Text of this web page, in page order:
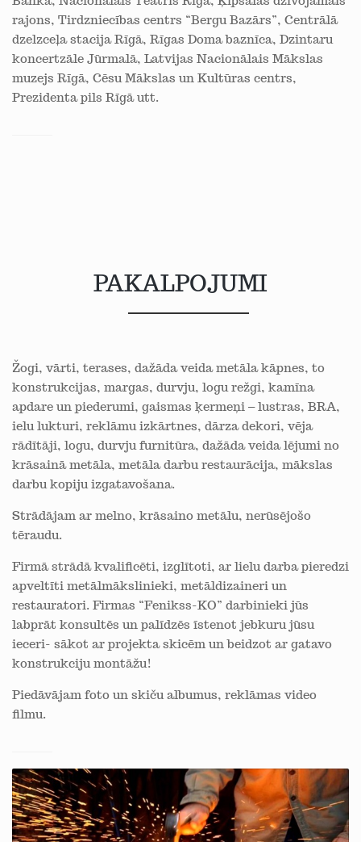
rajons, Tirdzniecības centrs “Bergu Bazārs”, Centrālā
dzelzceļa stacija Rīgā, Rīgas Doma baznīca, Dzintaru
koncertzāle Jūrmalā, Latvijas Nacionālais Mākslas
muzejs Rīgā, Cēsu Mākslas un Kultūras centrs,
Prezidenta pils Rīgā utt.
PAKALPOJUMI
Žogi, vārti, terases, dažāda veida metāla kāpnes, to
konstrukcijas, margas, durvju, logu režģi, kamīna
apdare un piederumi, gaismas ķermeņi – lustras, BRA,
ielu lukturi, reklāmu izkārtnes, dārza dekori, vēja
rādītāji, logu, durvju furnitūra, dažāda veida lējumi no
krāsainā metāla, metāla darbu restaurācija, mākslas
darbu kopiju izgatavošana.
Strādājam ar melno, krāsaino metālu, nerūsējošo
tēraudu.
Firmā strādā kvalificēti, izglītoti, ar lielu darba pieredzi
apveltīti metālmākslinieki, metāldizaineri un
restauratori. Firmas “Fenikss-KO” darbinieki jūs
labprāt konsultēs un palīdzēs īstenot jebkuru jūsu
ieceri- sākot ar projekta skicēm un beidzot ar gatavo
konstrukciju montāžu!
Piedāvājam foto un skiču albumus, reklāmas video
filmu.